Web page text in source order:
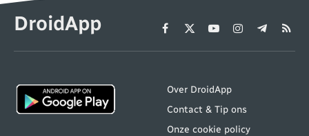
DroidApp Facebook
X
(Twitter)
YouTubeInstagram
Telegram
RSS
Over DroidApp
Contact & Tip ons
Onze cookie policy